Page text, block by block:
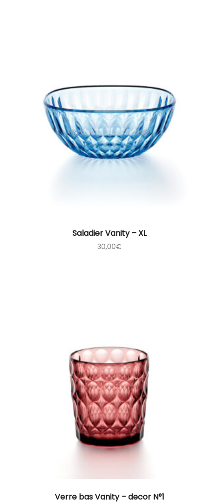
Saladier Vanity – XL
30,00€
Verre bas Vanity – decor N°1